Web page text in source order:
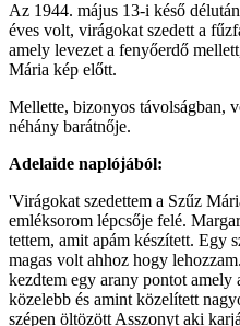
Az 1944. május 13-i késő
éves volt, virágokat szedett a
amely levezet a fenyőerdő
Mária kép előtt.
Mellette, bizonyos távolságban,
néhány barátnője.
Adelaide naplójából:
'Virágokat szedettem a Szűz
emléksorom lépcsője felé.
tettem, amit apám készített. Egy
magas volt ahhoz hogy
kezdtem egy arany pontot
közelebb és amint közelített
szépen öltözött Asszonyt aki